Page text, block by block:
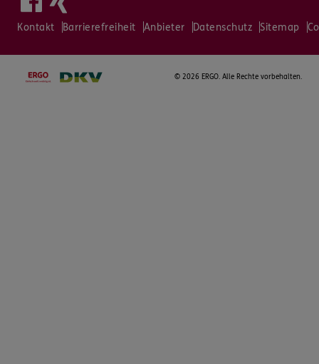
Kontakt Barrierefreiheit Anbieter Datenschutz Sitemap
© 2026 ERGO. Alle Rechte vorbehalten.